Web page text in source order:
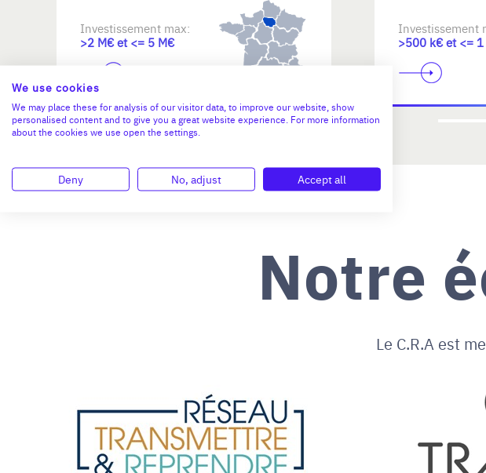
Investissement max:
>2 M€ et <= 5 M€
Investissement
>500 k€ et <=
Notre
Le C.R.A est
We use cookies
We may place these for analysis of our visitor data, to improve our website, show
personalised content and to give you a great website experience. For more information
about the cookies we use open the settings.
Deny No, adjust Accept all